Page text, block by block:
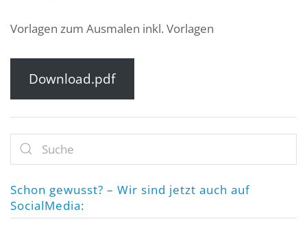
Vorlagen zum Ausmalen inkl. Vorlagen
Download.pdf
Schon gewusst? – Wir sind jetzt auch auf
SocialMedia: